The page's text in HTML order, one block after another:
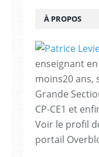
À PROPOS
enseignant
moins20 ans,
Grande
CP-CE1 et
Voir le profil
portail